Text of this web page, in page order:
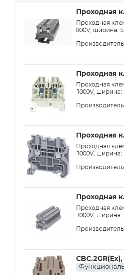
Проходная
Проходная
800V, ширина:
Проходная
Проходная
1000V,
Проходная
Проходная
1000V,
Проходная
Проходная
1000V, ширина: